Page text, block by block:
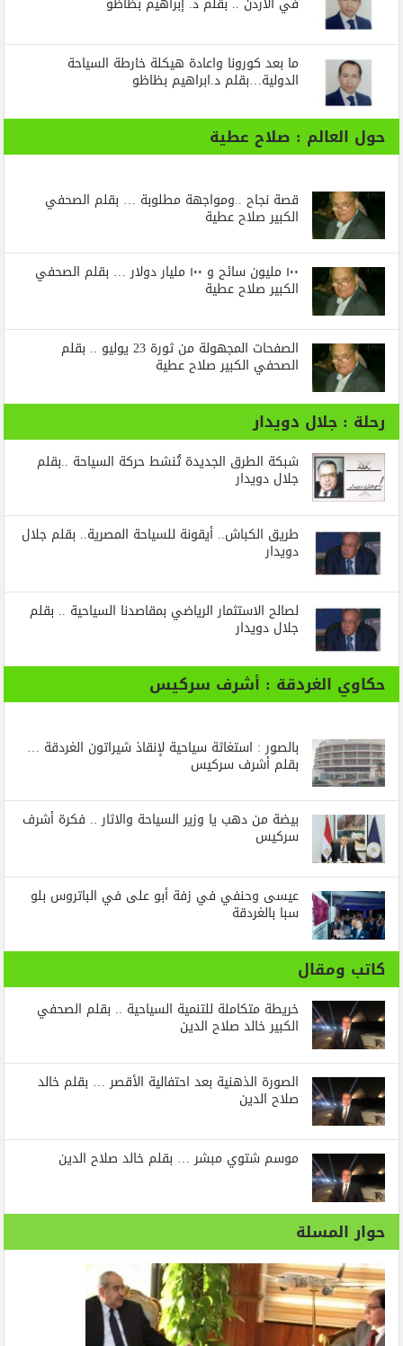
ما بعد كورونا واعادة هيكلة خارطة السياحة
الدولية…بقلم د.ابراهيم بظاظو
حول العالم : صلاح عطية
قصة نجاح ..ومواجهة مطلوبة … بقلم الصحفي
الكبير صلاح عطية
١٠٠ مليون سائح و ١٠٠ مليار دولار … بقلم الصحفي
الكبير صلاح عطية
الصفحات المجهولة من ثورة 23 يوليو .. بقلم
الصحفي الكبير صلاح عطية
رحلة : جلال دويدار
شبكة الطرق الجديدة تُنشط حركة السياحة ..بقلم
جلال دويدار
طريق الكباش.. أيقونة للسياحة المصرية.. بقلم جلال
دويدار
لصالح الاستثمار الرياضي بمقاصدنا السياحية .. بقلم
جلال دويدار
حكاوي الغردقة : أشرف سركيس
بالصور : استغاثة سياحية لإنقاذ شيراتون الغردقة …
بقلم أشرف سركيس
بيضة من دهب يا وزير السياحة والاثار .. فكرة أشرف
سركيس
عيسى وحنفي في زفة أبو على في الباتروس بلو
سبا بالغردقة
كاتب ومقال
خريطة متكاملة للتنمية السياحية .. بقلم الصحفي
الكبير خالد صلاح الدين
الصورة الذهنية بعد احتفالية الأقصر … بقلم خالد
صلاح الدين
موسم شتوي مبشر … بقلم خالد صلاح الدين
حوار المسلة